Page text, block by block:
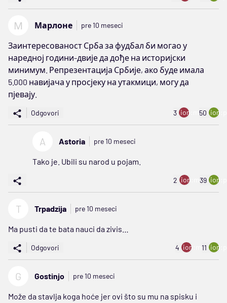
М Марлоне pre 10 meseci
Заинтересованост Срба за фудбал би могао у
наредној години-двије да дође на историјски
минимум. Репрезентација Србије, ако буде имала
5.000 навијача у просјеку на утакмици, могу да
пјевају.
Odgovori 3 ion:minus
50
A Astoria pre 10 meseci
Tako je. Ubili su narod u pojam.
2 ion:minus
39
T Trpadzija pre 10 meseci
Ma pusti da te bata nauci da zivis…
Odgovori 4 ion:minus
11
G Gostinjo pre 10 meseci
Može da stavlja koga hoće jer ovi što su mu na spisku i